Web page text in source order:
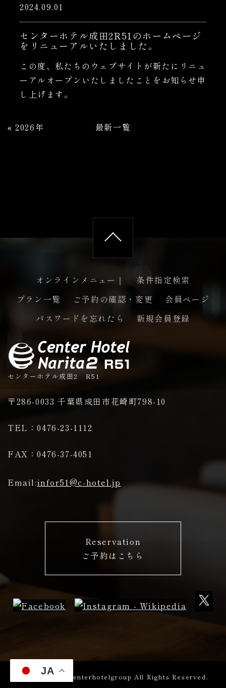
2024.09.01
センターホテル成田2R51のホームページ
をリニューアルいたしました。
この度、私たちのウェブサイトが新たにリニュ
ーアルオープンいたしましたことをお知らせ申
し上げます。
«2026年 最新一覧
ペー
先頭
オンラインメニュー｜
条件指定検索
プラン一覧
ご予約の確認・変更
会員ページ
パスワードを忘れたら
新規会員登録
センターホテル成田2 R51
〒286-0033 千葉県成田市花崎町798-10
TEL：0476-23-1112
FAX：0476-37-4051
Email:infor51@c-hotel.jp
Reservation
ご予約はこちら
JA
Copyright (C) centerhotelgroup All Rights Reserved.